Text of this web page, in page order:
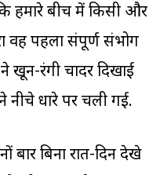
हमारे बीच में किसी और
वह पहला संपूर्ण संभोग
रंगी चादर दिखाई
धारे पर चली गई.
बार बिना रात-दिन देखे